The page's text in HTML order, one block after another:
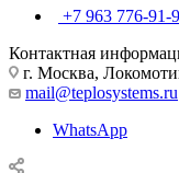
+7 963 776-91-
Контактная
г. Москва,
mail@teplosystems.ru
WhatsApp